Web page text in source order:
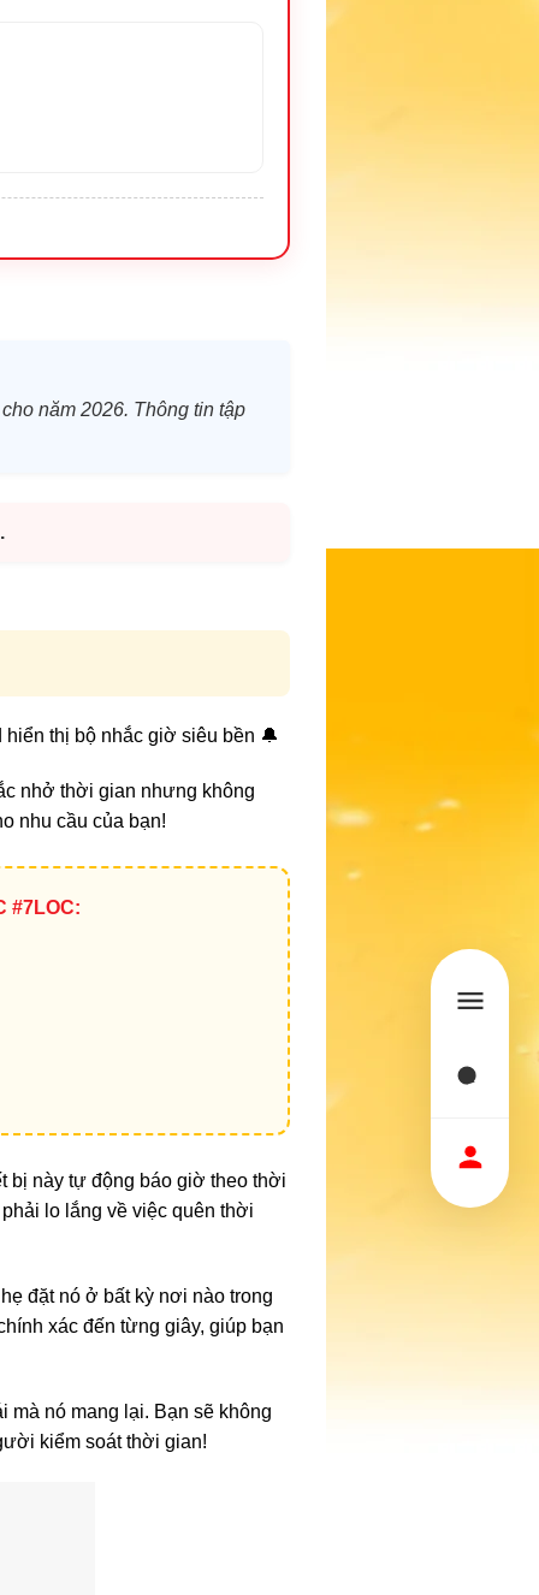
năm 2026. Thông tin tập
thị bộ nhắc giờ siêu bền 🔔
nhở thời gian nhưng không
nhu cầu của bạn!
#7LOC:
bị này tự động báo giờ theo thời
lo lắng về việc quên thời
đặt nó ở bất kỳ nơi nào trong
xác đến từng giây, giúp bạn
mà nó mang lại. Bạn sẽ không
kiểm soát thời gian!